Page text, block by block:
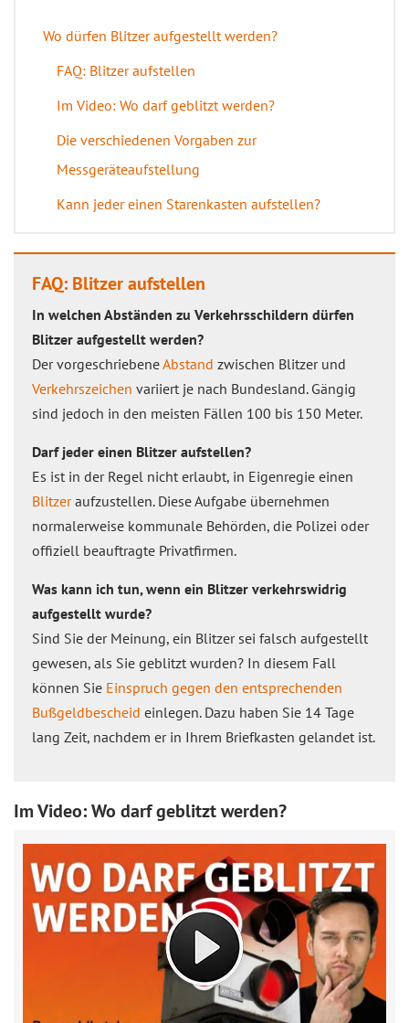
Wo dürfen Blitzer aufgestellt werden?
FAQ: Blitzer aufstellen
Im Video: Wo darf geblitzt werden?
Die verschiedenen Vorgaben zur
Messgeräteaufstellung
Kann jeder einen Starenkasten aufstellen?
FAQ: Blitzer aufstellen
In welchen Abständen zu Verkehrsschildern dürfen
Blitzer aufgestellt werden?
Der vorgeschriebeneAbstand zwischen Blitzer und
Verkehrszeichen variiert je nach Bundesland. Gängig
sind jedoch in den meisten Fällen 100 bis 150 Meter.
Darf jeder einen Blitzer aufstellen?
Es ist in der Regel nicht erlaubt, in Eigenregie einen
Blitzeraufzustellen. Diese Aufgabe übernehmen
normalerweise kommunale Behörden, die Polizei oder
offiziell beauftragte Privatfirmen.
Was kann ich tun, wenn ein Blitzer verkehrswidrig
aufgestellt wurde?
Sind Sie der Meinung, ein Blitzer sei falsch aufgestellt
gewesen, als Sie geblitzt wurden? In diesem Fall
können Sie Einspruch gegen den entsprechenden
Bußgeldbescheid einlegen. Dazu haben Sie 14 Tage
lang Zeit, nachdem er in Ihrem Briefkasten gelandet ist.
Im Video: Wo darf geblitzt werden?